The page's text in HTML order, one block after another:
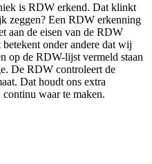
is RDW erkend. Dat klinkt
zeggen? Een RDW erkenning
aan de eisen van de RDW
onder andere dat wij
op de RDW-lijst vermeld staan
De RDW controleert de
Dat houdt ons extra
waar te maken.